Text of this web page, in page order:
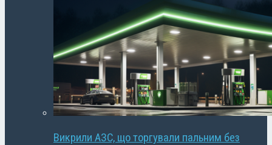
Викрили АЗС, що торгували пальним без